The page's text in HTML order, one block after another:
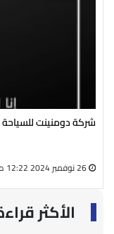
شركة دومنينت
الأكثر